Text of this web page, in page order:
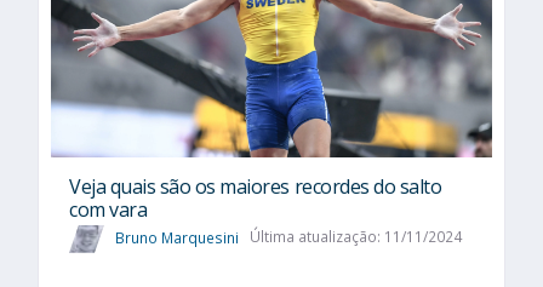
Veja quais são os maiores recordes do salto
com vara
Bruno Marquesini Última atualização: 11/11/2024